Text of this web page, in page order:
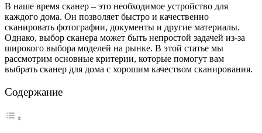
В наше время сканер – это необходимое устройство для
каждого дома. Он позволяет быстро и качественно
сканировать фотографии, документы и другие материалы.
Однако, выбор сканера может быть непростой задачей из-за
широкого выбора моделей на рынке. В этой статье мы
рассмотрим основные критерии, которые помогут вам
выбрать сканер для дома с хорошим качеством сканирования.
Содержание